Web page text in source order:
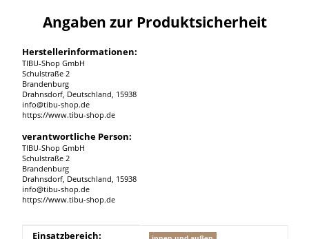
Angaben zur Produktsicherheit
Herstellerinformationen:
TIBU-Shop GmbH
Schulstraße 2
Brandenburg
Drahnsdorf, Deutschland, 15938
info@tibu-shop.de
https://www.tibu-shop.de
verantwortliche Person:
TIBU-Shop GmbH
Schulstraße 2
Brandenburg
Drahnsdorf, Deutschland, 15938
info@tibu-shop.de
https://www.tibu-shop.de
Produkteigenschaft
Wert
Einsatzbereich: